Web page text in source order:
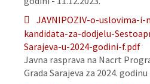
JAVNIPOZIV-o-uslovima-
kandidata-za-dodjelu-
Sarajeva-u-2024-godini-f.pdf
Javna rasprava na Nacrt
Grada Sarajeva za 2024. godinu